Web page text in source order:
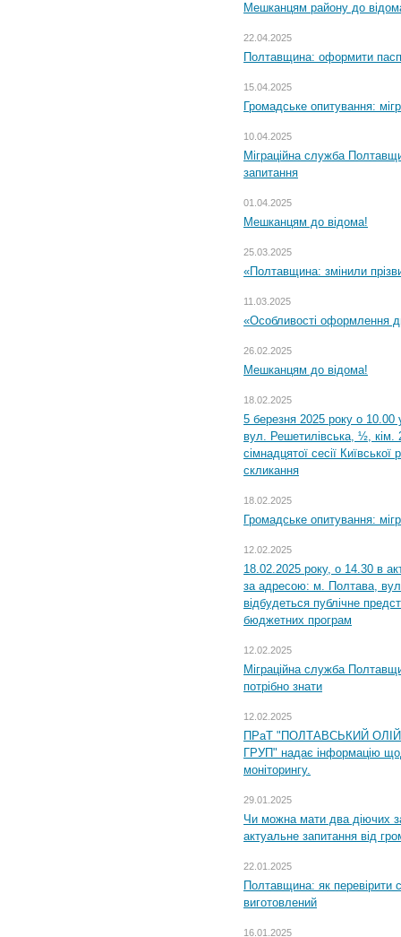
Мешканцям району до
22.04.2025
Полтавщина: оформити
15.04.2025
Громадське опитування:
10.04.2025
Міграційна служба
запитання
01.04.2025
Мешканцям до відома!
25.03.2025
«Полтавщина: змінили
11.03.2025
«Особливості оформлення
26.02.2025
Мешканцям до відома!
18.02.2025
5 березня 2025 року о 10.00
вул. Решетилівська, ½, кім.
сімнадцятої сесії
скликання
18.02.2025
Громадське опитування:
12.02.2025
18.02.2025 року, о 14.30 в
за адресою: м. Полтава,
відбудеться публічне
бюджетних програм
12.02.2025
Міграційна служба
потрібно знати
12.02.2025
ПРаТ "ПОЛТАВСЬКИЙ
ГРУП" надає інформацію
моніторингу.
29.01.2025
Чи можна мати два діючих
актуальне запитання від
22.01.2025
Полтавщина: як перевірити
виготовлений
16.01.2025